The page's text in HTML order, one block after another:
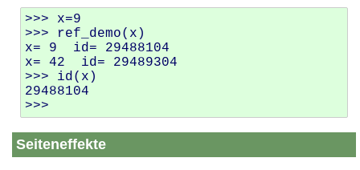
>>> x=9
>>> ref_demo(x)
x= 9  id= 29488104
x= 42  id= 29489304
>>> id(x)
29488104
Seiteneffekte